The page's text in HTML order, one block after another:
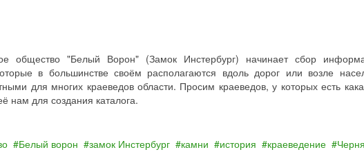
общество "Белый Ворон" (Замок Инстербург) начинает сбор
в большинстве своём располагаются вдоль дорог или возле
для многих краеведов области. Просим краеведов, у которых есть
нам для создания каталога.
Белый ворон замок Инстербург камни история краеведение